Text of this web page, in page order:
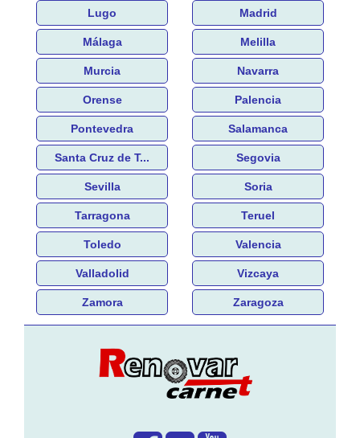
Lugo Madrid
Málaga Melilla
Murcia Navarra
Orense Palencia
Pontevedra Salamanca
Santa Cruz de T... Segovia
Sevilla Soria
Tarragona Teruel
Toledo Valencia
Valladolid Vizcaya
Zamora Zaragoza